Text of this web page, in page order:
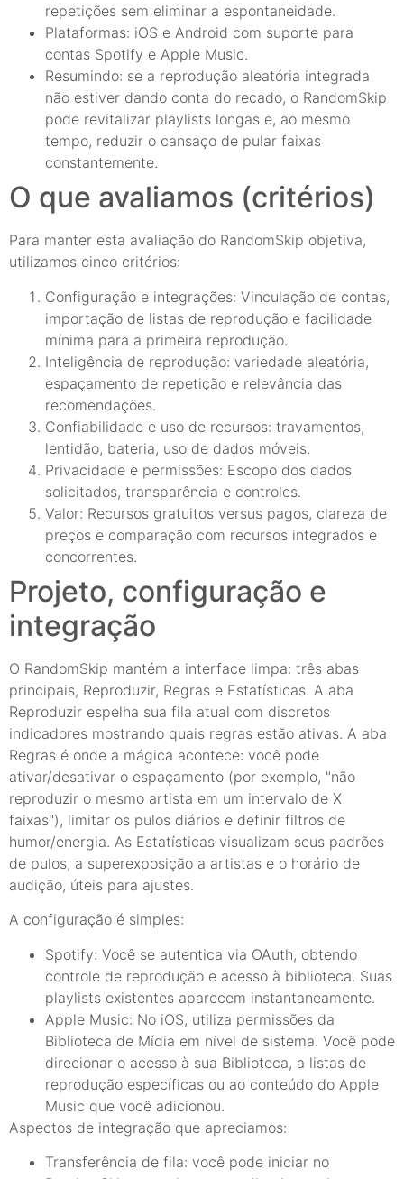
repetições sem eliminar a espontaneidade.
Plataformas: iOS e Android com suporte para
contas Spotify e Apple Music.
Resumindo: se a reprodução aleatória integrada
não estiver dando conta do recado, o RandomSkip
pode revitalizar playlists longas e, ao mesmo
tempo, reduzir o cansaço de pular faixas
constantemente.
O que avaliamos (critérios)
Para manter esta avaliação do RandomSkip objetiva,
utilizamos cinco critérios:
Configuração e integrações: Vinculação de contas,
importação de listas de reprodução e facilidade
mínima para a primeira reprodução.
Inteligência de reprodução: variedade aleatória,
espaçamento de repetição e relevância das
recomendações.
Confiabilidade e uso de recursos: travamentos,
lentidão, bateria, uso de dados móveis.
Privacidade e permissões: Escopo dos dados
solicitados, transparência e controles.
Valor: Recursos gratuitos versus pagos, clareza de
preços e comparação com recursos integrados e
concorrentes.
Projeto, configuração e
integração
O RandomSkip mantém a interface limpa: três abas
principais, Reproduzir, Regras e Estatísticas. A aba
Reproduzir espelha sua fila atual com discretos
indicadores mostrando quais regras estão ativas. A aba
Regras é onde a mágica acontece: você pode
ativar/desativar o espaçamento (por exemplo, "não
reproduzir o mesmo artista em um intervalo de X
faixas"), limitar os pulos diários e definir filtros de
humor/energia. As Estatísticas visualizam seus padrões
de pulos, a superexposição a artistas e o horário de
audição, úteis para ajustes.
A configuração é simples:
Spotify: Você se autentica via OAuth, obtendo
controle de reprodução e acesso à biblioteca. Suas
playlists existentes aparecem instantaneamente.
Apple Music: No iOS, utiliza permissões da
Biblioteca de Mídia em nível de sistema. Você pode
direcionar o acesso à sua Biblioteca, a listas de
reprodução específicas ou ao conteúdo do Apple
Music que você adicionou.
Aspectos de integração que apreciamos:
Transferência de fila: você pode iniciar no